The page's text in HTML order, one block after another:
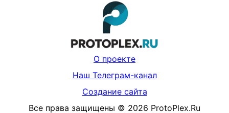
О проекте
Наш Телеграм-канал
Создание сайта
Все права защищены © 2026 ProtoPlex.Ru